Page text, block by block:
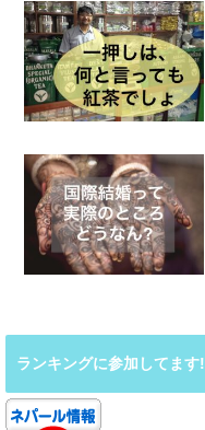
ランキングに参加してます!